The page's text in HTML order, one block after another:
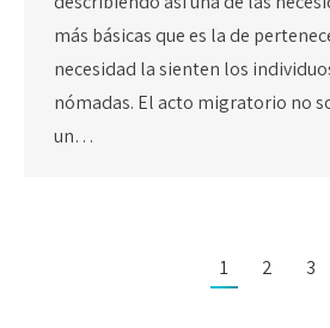
más básicas que es la de
necesidad la sienten los
nómadas. El acto migratorio no
un…
1 2 3